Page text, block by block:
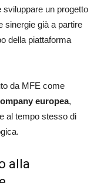
sviluppare un progetto
sinergie già a partire
della piattaforma
da MFE come
europea,
al tempo stesso di
alla